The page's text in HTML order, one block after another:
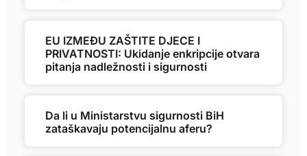
EU IZMEĐU ZAŠTITE DJECE I
PRIVATNOSTI: Ukidanje enkripcije otvara
pitanja nadležnosti i sigurnosti
Da li u Ministarstvu sigurnosti BiH
zataškavaju potencijalnu aferu?